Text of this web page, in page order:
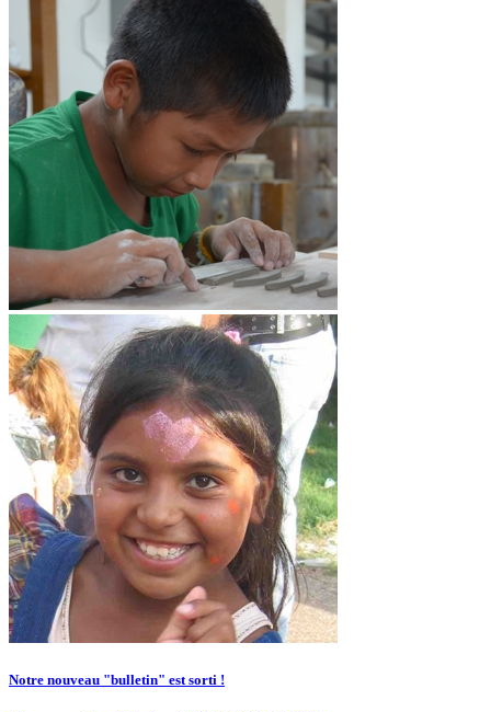
Notre nouveau "bulletin" est sorti !